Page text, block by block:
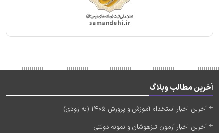
آخرین مطالب وبلاگ
آخرین اخبار استخدام آموزش و پرورش 1405 (به زودی)
آخرین اخبار آزمون تیزهوشان و نمونه دولتی